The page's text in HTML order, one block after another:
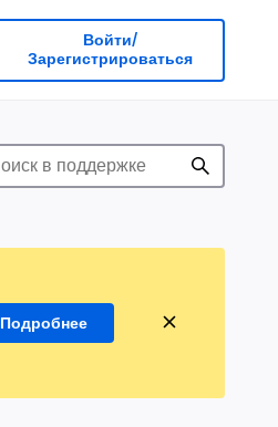
Войти/
Зарегистрироваться
Подробнее